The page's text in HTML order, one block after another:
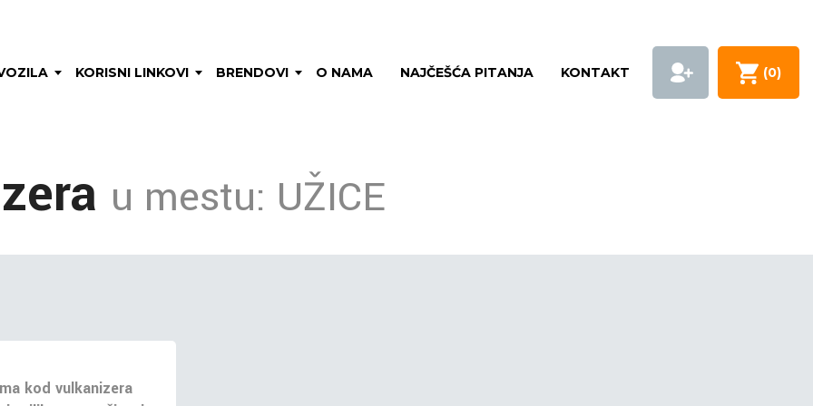
KORISNI LINKOVI BRENDOVI O NAMA NAJČEŠĆA PITANJA KONTAKT (0)
u mestu: UŽICE
kod vulkanizera